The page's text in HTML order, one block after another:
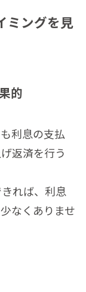
ミングを見
的
利息の支払
返済を行う
れば、利息
なくありませ